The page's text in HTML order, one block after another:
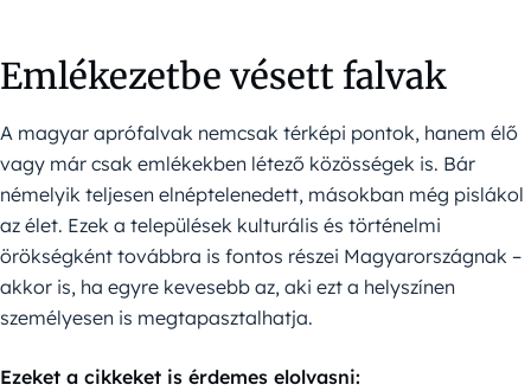
Emlékezetbe vésett falvak
A magyar aprófalvak nemcsak térképi pontok, hanem élő
vagy már csak emlékekben létező közösségek is. Bár
némelyik teljesen elnéptelenedett, másokban még pislákol
az élet. Ezek a települések kulturális és történelmi
örökségként továbbra is fontos részei Magyarországnak –
akkor is, ha egyre kevesebb az, aki ezt a helyszínen
személyesen is megtapasztalhatja.
Ezeket a cikkeket is érdemes elolvasni: